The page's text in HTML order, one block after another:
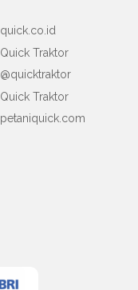
quick.co.id
Quick Traktor
@quicktraktor
Quick Traktor
petaniquick.com